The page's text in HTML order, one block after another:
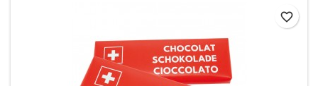
favorite_border